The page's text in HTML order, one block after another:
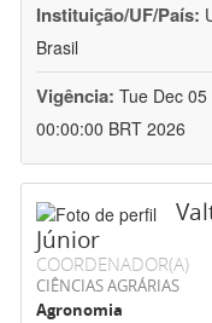
Instituição/UF/País:
Brasil
Vigência: Tue Dec
00:00:00 BRT 2026
Júnior
COORDENADOR(A)
CIÊNCIAS AGRÁRIAS
Agronomia